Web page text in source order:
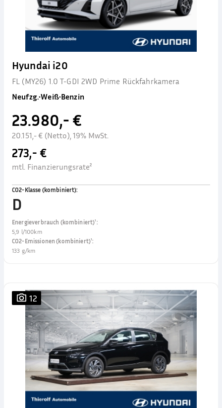
Hyundai i20
FL (MY26) 1.0 T-GDI 2WD Prime Rückfahrkamera
Neufzg.•Weiß•Benzin
23.980,- €
20.151,- € (Netto), 19% MwSt.
273,- €
mtl. Finanzierungsrate²
CO2-Klasse (kombiniert):
D
Energieverbrauch (kombiniert)¹:
5,9 l/100km
CO2-Emissionen (kombiniert)¹:
133 g/km
12